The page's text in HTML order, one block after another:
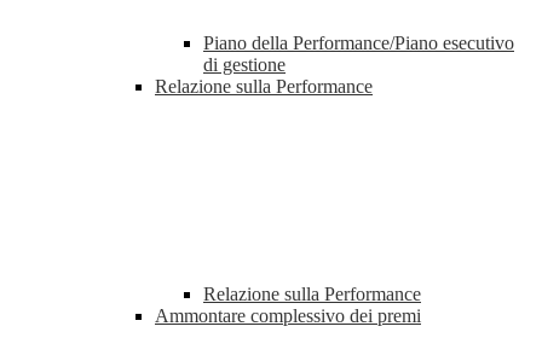
Piano della Performance/Piano esecutivo
di gestione
Relazione sulla Performance
Relazione sulla Performance
Ammontare complessivo dei premi